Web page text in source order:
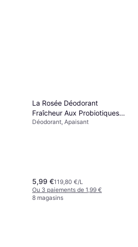
La Rosée Déodorant
Fraîcheur Aux Probiotiques
50 ml 50ml
Déodorant, Apaisant
5,99 €119,80 €/L
Ou 3 paiements de 1,99 €
8 magasins